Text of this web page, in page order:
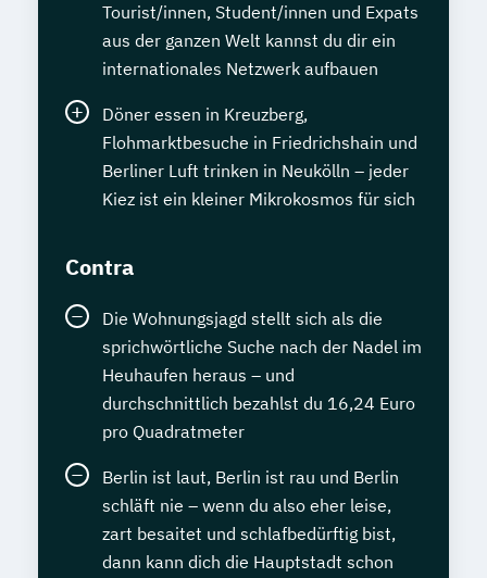
Tourist/innen, Student/innen und Expats
aus der ganzen Welt kannst du dir ein
internationales Netzwerk aufbauen
Döner essen in Kreuzberg,
Flohmarktbesuche in Friedrichshain und
Berliner Luft trinken in Neukölln – jeder
Kiez ist ein kleiner Mikrokosmos für sich
Contra
Die Wohnungsjagd stellt sich als die
sprichwörtliche Suche nach der Nadel im
Heuhaufen heraus – und
durchschnittlich bezahlst du 16,24 Euro
pro Quadratmeter
Berlin ist laut, Berlin ist rau und Berlin
schläft nie – wenn du also eher leise,
zart besaitet und schlafbedürftig bist,
dann kann dich die Hauptstadt schon